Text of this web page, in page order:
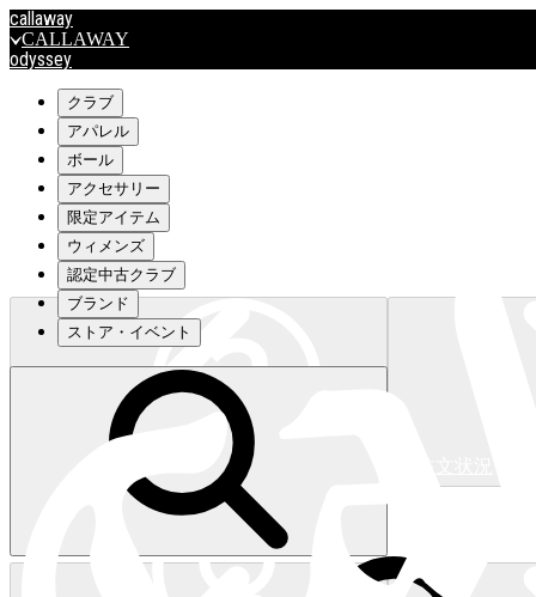
callaway
CALLAWAY
odyssey
travismathew
outlet
OUTLET
キャロウェイアパレルはこちら>>>
キャロウェイアパレルはこちら>>>
クラブ
アパレル
ボール
アクセサリー
限定アイテム
ウィメンズ
認定中古クラブ
ブランド
ストア・イベント